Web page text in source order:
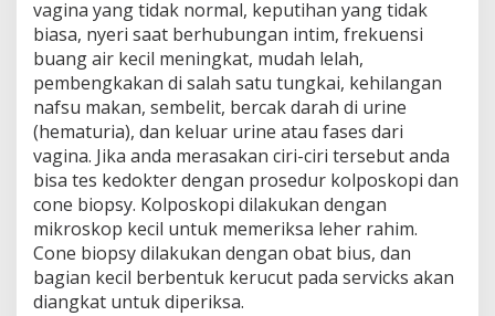
vagina yang tidak normal, keputihan yang tidak
biasa, nyeri saat berhubungan intim, frekuensi
buang air kecil meningkat, mudah lelah,
pembengkakan di salah satu tungkai, kehilangan
nafsu makan, sembelit, bercak darah di urine
(hematuria), dan keluar urine atau fases dari
vagina. Jika anda merasakan ciri-ciri tersebut anda
bisa tes kedokter dengan prosedur kolposkopi dan
cone biopsy. Kolposkopi dilakukan dengan
mikroskop kecil untuk memeriksa leher rahim.
Cone biopsy dilakukan dengan obat bius, dan
bagian kecil berbentuk kerucut pada servicks akan
diangkat untuk diperiksa.